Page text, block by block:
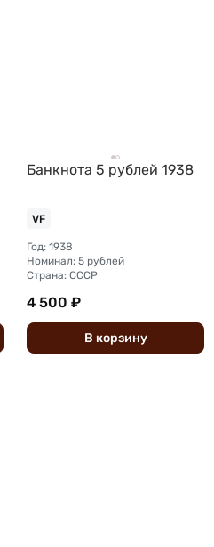
Банкнота 5 рублей 1938
VF
Год: 1938
Номинал: 5 рублей
Страна: СССР
4 500 ₽
В корзину